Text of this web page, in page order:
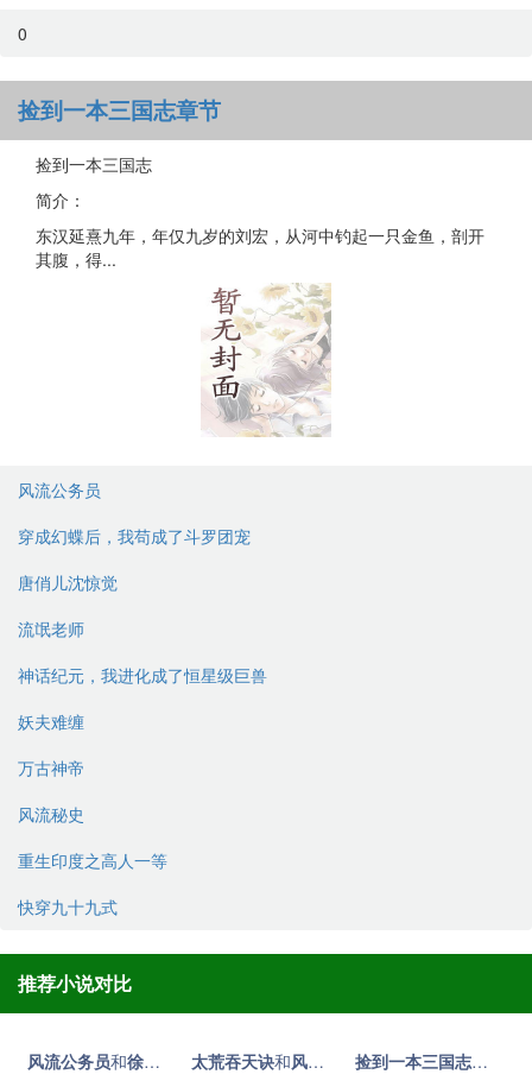
0
捡到一本三国志章节
捡到一本三国志
简介：
东汉延熹九年，年仅九岁的刘宏，从河中钓起一只金鱼，剖开
其腹，得...
风流公务员
穿成幻蝶后，我苟成了斗罗团宠
唐俏儿沈惊觉
流氓老师
神话纪元，我进化成了恒星级巨兽
妖夫难缠
万古神帝
风流秘史
重生印度之高人一等
快穿九十九式
推荐小说对比
风流公务员和徐岁宁姜泽陈律 小说对比
太荒吞天诀和风流公务员 小说对比 捡到一本三国志
和